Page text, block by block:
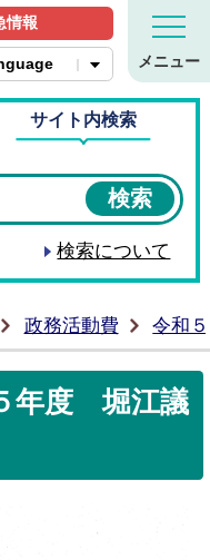
市ホームページ
情報
メニュー
サイト内検索
検索について
政務活動費 令和
年度 堀江議